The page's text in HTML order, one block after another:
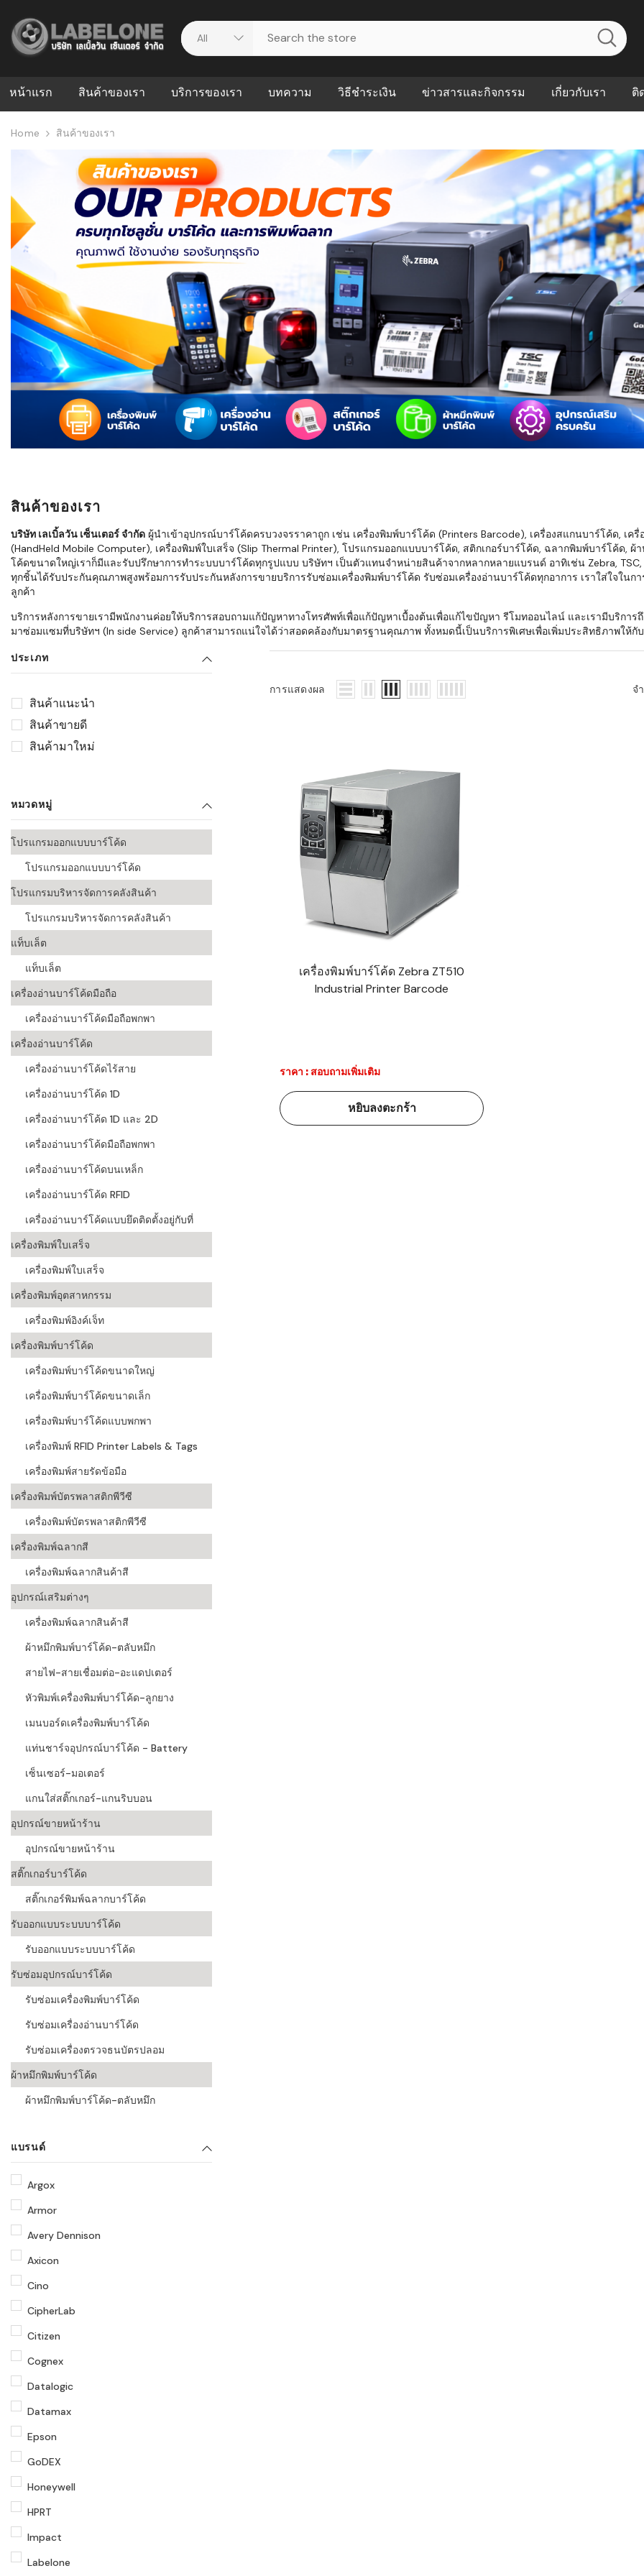
หน้าแรก สินค้าของเรา บริการของเรา
ดาวน์โหลดไดร์เวอร์
วีดีโอแนะนำ
บทความ
บริหารคลังสินค้าที่ช่วยลด
สต็อกแบบ Real-time
ปัญหาคลังสินค้าที่บอกว่า
ธุรกิจของคุณควรเริ่มใช้
WMS กับ ERP ต่างกัน
อย่างไร? ทำไมหลายธุรกิจ
ต้องใช้ร่วมกัน
ใช้ Excel คุมสต็อก กับใช้
WMS ต่างกันอย่างไร?
แบบไหนเหมาะกับธุรกิจที่
กำลังเติบโต
ขั้นตอนการทำงานของ
WMS ตั้งแต่รับสินค้า จัด
เก็บ หยิบ แพ็ก จนถึงจัดส่ง
อย่างไร
WMS สำหรับธุรกิจ 3PL,
ค้าส่ง และ E-Commerce:
แนะนำ Checklist ก่อน
เลือกระบบ WMS: ธุรกิจ
ก่อนเริ่มติดตั้ง
ส่งและโลจิสติกส์
ระบบบาร์โค้ดในธุรกิจ
ขายธุรกิจค้าปลีก
การพัฒนาบาร์โค้ดในงาน
อุตสาหกรรม
ระบบบาร์โค้ดใน
อุตสาหกรรมยานยนต์
อุตสาหกรรมเสื้อผ้า
ระบบบาร์โค้ดใน
แพทย์
ระบบบาร์โค้ดในด้านการ
วิธีชำระเงิน ข่าวสารและกิจกรรม เกี่ยวกับเรา
FAQs
Our Customer
ติ
Home สินค้าของเรา
สินค้าของเรา
บริษัท เลเบิ้ลวัน เซ็นเตอร์ จำกัด ผู้นำเข้าอุปกรณ์บาร์โค้ดครบวงจรราคาถูก เช่น เครื่องพิมพ์บาร์โค้ด (Printers Barcode), เครื่องสแกนบาร์โค้ด, เค
(HandHeld Mobile Computer), เครื่องพิมพ์ใบเสร็จ (Slip Thermal Printer), โปรแกรมออกแบบบาร์โค้ด, สติกเกอร์บาร์โค้ด, ฉลากพิมพ์บาร์โค้ด,
โค้ดขนาดใหญ่เราก็มีและรับปรึกษาการทำระบบบาร์โค้ดทุกรูปแบบ บริษัทฯ เป็นตัวแทนจำหน่ายสินค้าจากหลากหลายแบรนด์ อาทิเช่น Zebra, TSC,
ทุกชิ้นได้รับประกันคุณภาพสูงพร้อมการรับประกันหลังการขายบริการรับซ่อมเครื่องพิมพ์บาร์โค้ด รับซ่อมเครื่องอ่านบาร์โค้ดทุกอาการ เราใส่ใจใน
ลูกค้า
บริการหลังการขายเรามีพนักงานค่อยให้บริการสอบถามแก้ปัญหาทางโทรศัพท์เพื่อแก้ปัญหาเบื้องต้นเพื่อแก้ไขปัญหา รีโมทออนไลน์ และเรามีบริการ
มาซ่อมแซมที่บริษัทฯ (In side Service) ลูกค้าสามารถแน่ใจได้ว่าสอดคล้องกับมาตรฐานคุณภาพ ทั้งหมดนี้เป็นบริการพิเศษเพื่อเพิ่มประสิทธิภาพให้กั
ประเภท
สินค้าแนะนำ
สินค้าขายดี
สินค้ามาใหม่
หมวดหมู่
โปรแกรมออกแบบบาร์โค้ด
โปรแกรมออกแบบบาร์โค้ด
โปรแกรมบริหารจัดการคลังสินค้า
โปรแกรมบริหารจัดการคลังสินค้า
แท็บเล็ต
แท็บเล็ต
เครื่องอ่านบาร์โค้ดมือถือ
เครื่องอ่านบาร์โค้ดมือถือพกพา
เครื่องอ่านบาร์โค้ด
เครื่องอ่านบาร์โค้ดไร้สาย
เครื่องอ่านบาร์โค้ด 1D
เครื่องอ่านบาร์โค้ด 1D และ 2D
เครื่องอ่านบาร์โค้ดมือถือพกพา
เครื่องอ่านบาร์โค้ดบนเหล็ก
เครื่องอ่านบาร์โค้ด RFID
เครื่องอ่านบาร์โค้ดแบบยึดติดตั้งอยู่กับที่
เครื่องพิมพ์ใบเสร็จ
เครื่องพิมพ์ใบเสร็จ
เครื่องพิมพ์อุตสาหกรรม
เครื่องพิมพ์อิงค์เจ็ท
เครื่องพิมพ์บาร์โค้ด
เครื่องพิมพ์บาร์โค้ดขนาดใหญ่
เครื่องพิมพ์บาร์โค้ดขนาดเล็ก
เครื่องพิมพ์บาร์โค้ดแบบพกพา
เครื่องพิมพ์ RFID Printer Labels & Tags
เครื่องพิมพ์สายรัดข้อมือ
เครื่องพิมพ์บัตรพลาสติกพีวีซี
เครื่องพิมพ์บัตรพลาสติกพีวีซี
เครื่องพิมพ์ฉลากสี
เครื่องพิมพ์ฉลากสินค้าสี
อุปกรณ์เสริมต่างๆ
เครื่องพิมพ์ฉลากสินค้าสี
ผ้าหมึกพิมพ์บาร์โค้ด-ตลับหมึก
สายไฟ-สายเชื่อมต่อ-อะแดปเตอร์
หัวพิมพ์เครื่องพิมพ์บาร์โค้ด-ลูกยาง
เมนบอร์ดเครื่องพิมพ์บาร์โค้ด
แท่นชาร์จอุปกรณ์บาร์โค้ด - Battery
เซ็นเซอร์-มอเตอร์
แกนใส่สติ๊กเกอร์-แกนริบบอน
อุปกรณ์ขายหน้าร้าน
อุปกรณ์ขายหน้าร้าน
สติ๊กเกอร์บาร์โค้ด
สติ๊กเกอร์พิมพ์ฉลากบาร์โค้ด
รับออกแบบระบบบาร์โค้ด
รับออกแบบระบบบาร์โค้ด
รับซ่อมอุปกรณ์บาร์โค้ด
รับซ่อมเครื่องพิมพ์บาร์โค้ด
รับซ่อมเครื่องอ่านบาร์โค้ด
รับซ่อมเครื่องตรวจธนบัตรปลอม
ผ้าหมึกพิมพ์บาร์โค้ด
ผ้าหมึกพิมพ์บาร์โค้ด-ตลับหมึก
แบรนด์
Argox
Armor
Avery Dennison
Axicon
Cino
CipherLab
Citizen
Cognex
Datalogic
Datamax
Epson
GoDEX
Honeywell
HPRT
Impact
Labelone
การแสดงผล จ
เครื่องพิมพ์บาร์โค้ด Zebra ZT510
Industrial Printer Barcode
ราคา : สอบถามเพิ่มเติม
หยิบลงตะกร้า